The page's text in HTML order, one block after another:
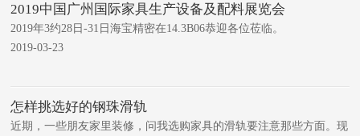
2019中国广州国际家具生产设备及配料展览会
2019年3约28日-31日海宝精密在14.3B06恭迎各位莅临。
2019-03-23
怎样挑选好的钢珠滑轨
近期，一些朋友家里装修，问我选购家具的滑轨要注意那些方面。现